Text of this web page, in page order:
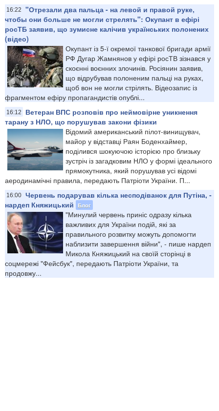
16:22
"Отрезали два пальца - на левой и правой руке,
чтобы они больше не могли стрелять": Окупант в ефірі
росТБ заявив, що зумисне калічив українських полонених
(відео)
Окупант із 5-ї окремої танкової бригади армії
РФ Дугар Жамнянов у ефірі росТВ зізнався у
скоєнні воєнних злочинів. Росіянин заявив,
що відрубував полоненим пальці на руках,
щоб вон не могли стрілять. Відеозапис із
фрагментом ефіру пропагандистів опублі...
16:12
Ветеран ВПС розповів про неймовірне уникнення
тарану з НЛО, що порушував закони фізики
Відомий американський пілот-винищувач,
майор у відставці Раян Боденхаймер,
поділився шокуючою історією про близьку
зустріч із загадковим НЛО у формі ідеального
прямокутника, який порушував усі відомі
аеродинамічні правила, передають Патріоти України. П...
16:00 Червень подарував кілька несподіванок для Путіна, -
нардеп Княжицький
Блог
"Минулий червень приніс одразу кілька
важливих для України подій, які за
правильного розвитку можуть допомогти
наблизити завершення війни", - пише нардеп
Микола Княжицький на своїй сторінці в
соцмережі "Фейсбук", передають Патріоти України, та
продовжу...